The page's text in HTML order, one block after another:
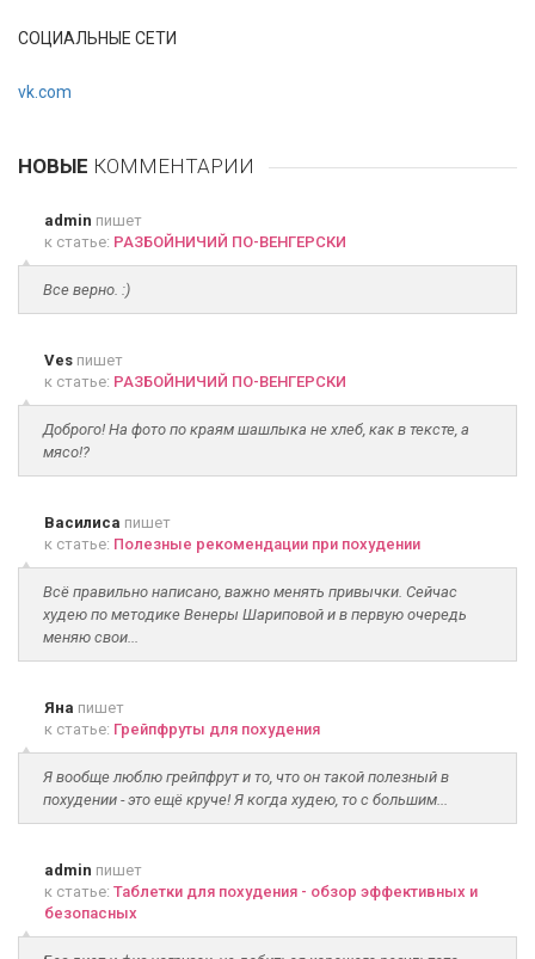
СОЦИАЛЬНЫЕ СЕТИ
vk.com
НОВЫЕ КОММЕНТАРИИ
admin пишет
к статье: РАЗБОЙНИЧИЙ ПО-ВЕНГЕРСКИ
Все верно. :)
Ves пишет
к статье: РАЗБОЙНИЧИЙ ПО-ВЕНГЕРСКИ
Доброго! На фото по краям шашлыка не хлеб, как в тексте, а
мясо!?
Василиса пишет
к статье: Полезные рекомендации при похудении
Всё правильно написано, важно менять привычки. Сейчас
худею по методике Венеры Шариповой и в первую очередь
меняю свои...
Яна пишет
к статье: Грейпфруты для похудения
Я вообще люблю грейпфрут и то, что он такой полезный в
похудении - это ещё круче! Я когда худею, то с большим...
admin пишет
к статье: Таблетки для похудения - обзор эффективных и
безопасных